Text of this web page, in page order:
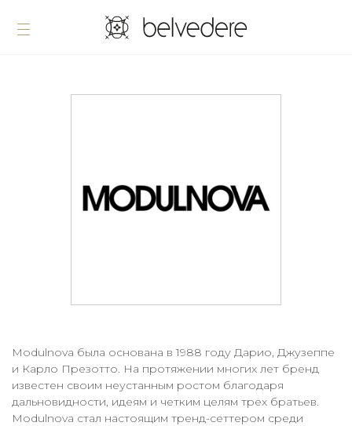
Modulnova была основана в 1988 году Дарио, Джузеппе
и Карло Презотто. На протяжении многих лет бренд
известен своим неустанным ростом благодаря
дальновидности, идеям и четким целям трех братьев.
Modulnova стал настоящим тренд-сеттером среди